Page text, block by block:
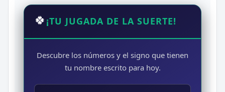
🍀 ¡TU JUGADA DE LA SUERTE!
Descubre los números y el signo que tienen
tu nombre escrito para hoy.